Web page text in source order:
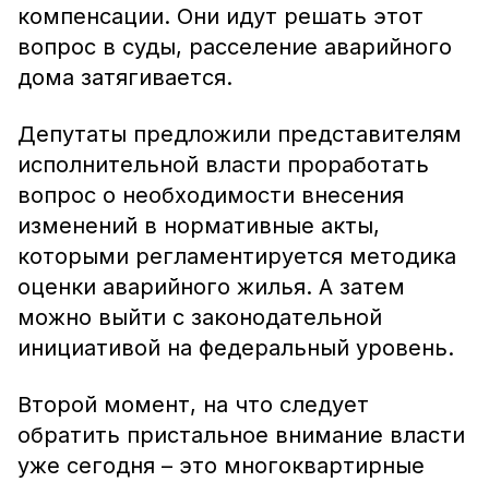
компенсации. Они идут решать этот
вопрос в суды, расселение аварийного
дома затягивается.
Депутаты предложили представителям
исполнительной власти проработать
вопрос о необходимости внесения
изменений в нормативные акты,
которыми регламентируется методика
оценки аварийного жилья. А затем
можно выйти с законодательной
инициативой на федеральный уровень.
Второй момент, на что следует
обратить пристальное внимание власти
уже сегодня – это многоквартирные